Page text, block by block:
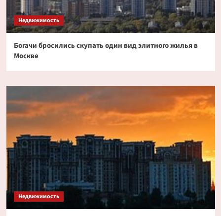
Недвижимость
Богачи бросились скупать один вид элитного жилья в
Москве
Недвижимость